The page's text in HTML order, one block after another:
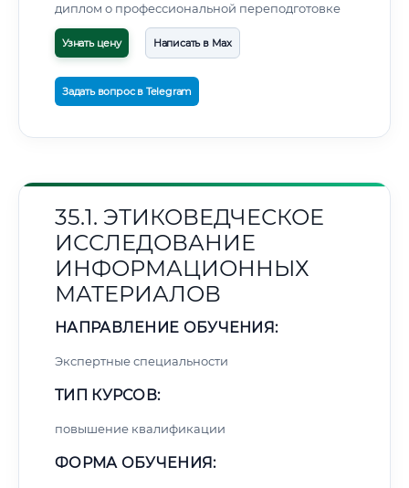
диплом о профессиональной переподготовке
Узнать цену Написать в Max
Задать вопрос в Telegram
35.1. ЭТИКОВЕДЧЕСКОЕ
ИССЛЕДОВАНИЕ
ИНФОРМАЦИОННЫХ
МАТЕРИАЛОВ
НАПРАВЛЕНИЕ ОБУЧЕНИЯ:
Экспертные специальности
ТИП КУРСОВ:
повышение квалификации
ФОРМА ОБУЧЕНИЯ: